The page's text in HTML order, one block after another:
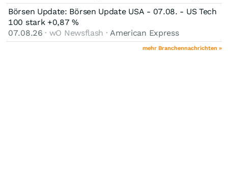
Börsen Update: Börsen Update USA - 07.08. - US Tech
100 stark +0,87 %
07.08.26 · wO Newsflash · American Express
mehr Branchennachrichten »